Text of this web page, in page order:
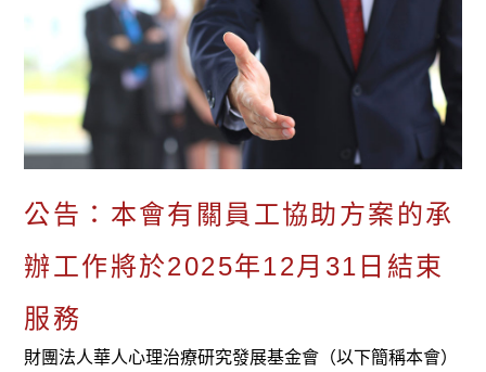
公告：本會有關員工協助方案的承
辦工作將於2025年12月31日結束
服務
財團法人華人心理治療研究發展基金會（以下簡稱本會）